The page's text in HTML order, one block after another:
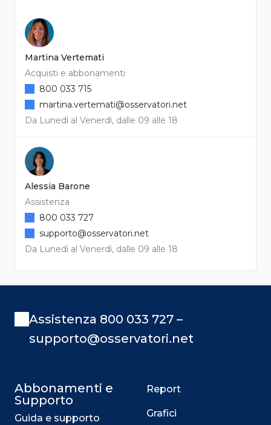
Martina Vertemati
Acquisti e abbonamenti
Da Lunedì al Venerdì, dalle 09 alle 18
800 033 715
martina.vertemati@osservatori.net
Alessia Barone
Assistenza
Da Lunedì al Venerdì, dalle 09 alle 18
800 033 727
supporto@osservatori.net
Assistenza 800 033 727 –
supporto@osservatori.net
Abbonamenti e
Supporto
Guida e supporto
Report
Grafici